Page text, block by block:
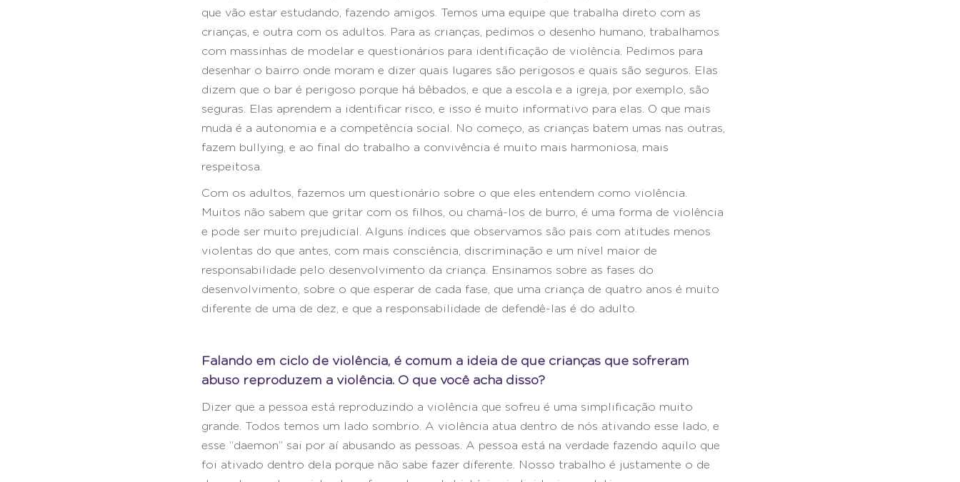
que vão estar estudando, fazendo amigos. Temos uma equipe que trabalha direto com as
crianças, e outra com os adultos. Para as crianças, pedimos o desenho humano, trabalhamos
com massinhas de modelar e questionários para identificação de violência. Pedimos para
desenhar o bairro onde moram e dizer quais lugares são perigosos e quais são seguros. Elas
dizem que o bar é perigoso porque há bêbados, e que a escola e a igreja, por exemplo, são
seguras. Elas aprendem a identificar risco, e isso é muito informativo para elas. O que mais
muda é a autonomia e a competência social. No começo, as crianças batem umas nas outras,
fazem bullying, e ao final do trabalho a convivência é muito mais harmoniosa, mais
respeitosa.
Com os adultos, fazemos um questionário sobre o que eles entendem como violência.
Muitos não sabem que gritar com os filhos, ou chamá-los de burro, é uma forma de violência
e pode ser muito prejudicial. Alguns índices que observamos são pais com atitudes menos
violentas do que antes, com mais consciência, discriminação e um nível maior de
responsabilidade pelo desenvolvimento da criança. Ensinamos sobre as fases do
desenvolvimento, sobre o que esperar de cada fase, que uma criança de quatro anos é muito
diferente de uma de dez, e que a responsabilidade de defendê-las é do adulto.
Falando em ciclo de violência, é comum a ideia de que crianças que sofreram
abuso reproduzem a violência. O que você acha disso?
Dizer que a pessoa está reproduzindo a violência que sofreu é uma simplificação muito
grande. Todos temos um lado sombrio. A violência atua dentro de nós ativando esse lado, e
esse “daemon” sai por aí abusando as pessoas. A pessoa está na verdade fazendo aquilo que
foi ativado dentro dela porque não sabe fazer diferente. Nosso trabalho é justamente o de